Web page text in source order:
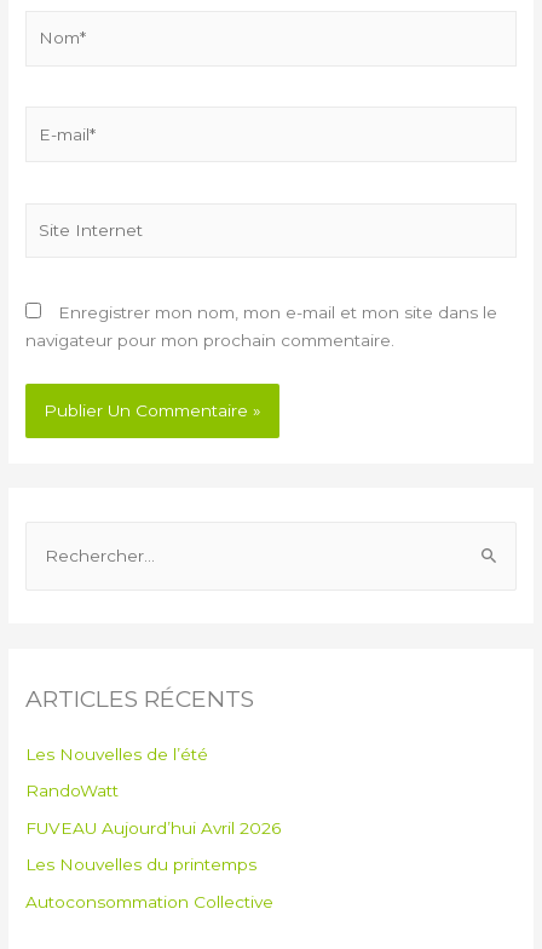
Enregistrer mon nom, mon e-mail et mon site dans le
navigateur pour mon prochain commentaire.
ARTICLES RÉCENTS
Les Nouvelles de l’été
RandoWatt
FUVEAU Aujourd’hui Avril 2026
Les Nouvelles du printemps
Autoconsommation Collective